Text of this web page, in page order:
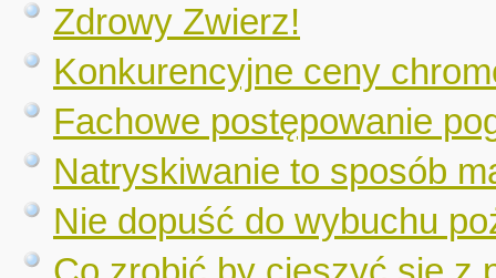
Zdrowy Zwierz!
Konkurencyjne ceny
Fachowe postępowanie
Natryskiwanie to sposób
Nie dopuść do wybuchu